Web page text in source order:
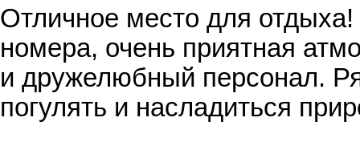
Отличное место для
номера, очень приятная
и дружелюбный персонал.
погулять и насладиться